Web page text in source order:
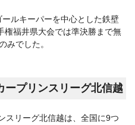
ルキーパーを中心とした鉄壁
権福井県大会では準決勝まで無
みでした。
ープリンスリーグ北信越
スリーグ北信越は、全国に9つ